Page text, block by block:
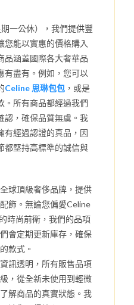
一公休），我們提供豐
您能以實惠的價格購入
品涵蓋國際各大奢華品
有盡有。例如，您可以
Celine 思琳包包 ，或是
。所有商品都經過我們
認，確保品質無虞。我
有經過認證的真品，因
都堅持高標準的誠信與
球頂級奢侈品牌，提供
飾。無論您偏愛Celine
時尚前衛，我們的品項
會定期更新庫存，確保
款式。
訊透明，所有販售品項
，從全新未使用到輕微
解商品的真實狀態。我